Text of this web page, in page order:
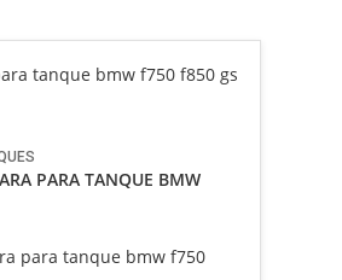
PARA TANQUE BMW